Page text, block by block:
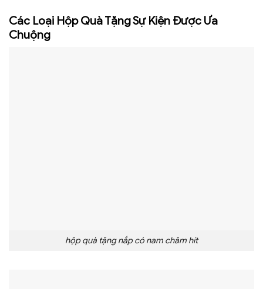
Các Loại Hộp Quà Tặng Sự Kiện Được Ưa
Chuộng
hộp quà tặng nắp có nam châm hít